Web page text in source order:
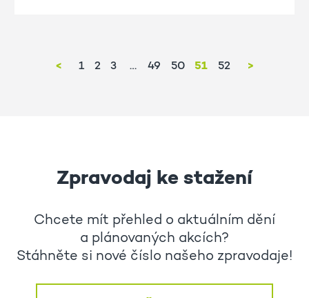
< 1 2 3 49 50 51 52 >
Zpravodaj ke stažení
Chcete mít přehled o aktuálním dění
a plánovaných akcích?
Stáhněte si nové číslo našeho zpravodaje!